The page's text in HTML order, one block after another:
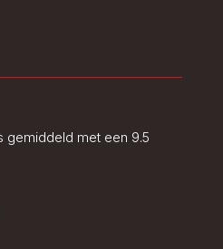
gemiddeld met een 9.5